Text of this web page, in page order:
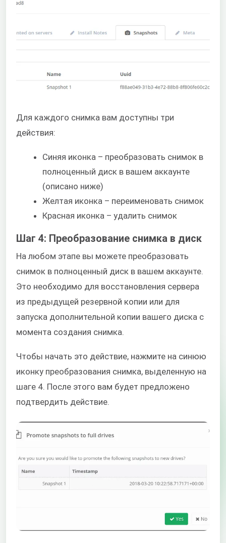
Для каждого снимка вам доступны три
действия:
Синяя иконка – преобразовать снимок в
полноценный диск в вашем аккаунте
(описано ниже)
Желтая иконка – переименовать снимок
Красная иконка – удалить снимок
Шаг 4: Преобразование снимка в диск
На любом этапе вы можете преобразовать
снимок в полноценный диск в вашем аккаунте.
Это необходимо для восстановления сервера
из предыдущей резервной копии или для
запуска дополнительной копии вашего диска с
момента создания снимка.
Чтобы начать это действие, нажмите на синюю
иконку преобразования снимка, выделенную на
шаге 4. После этого вам будет предложено
подтвердить действие.